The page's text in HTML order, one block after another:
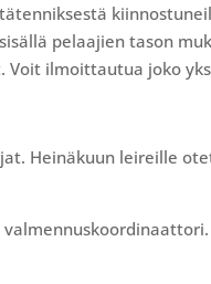
pelaajien tason
Voit ilmoittautua joko
Heinäkuun leireille